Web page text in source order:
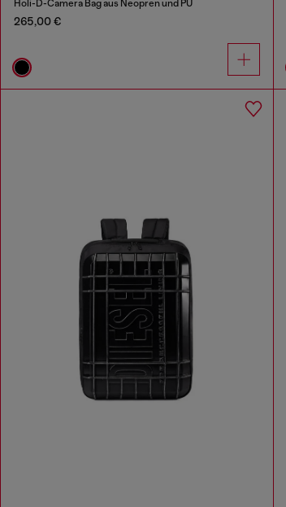
Holi-D-Camera Bag aus Neopren und PU
265,00 €